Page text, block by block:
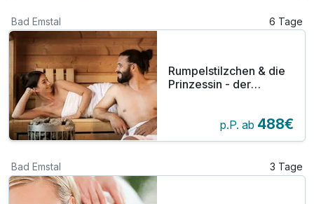
Bad Emstal 6 Tage
Rumpelstilzchen & die
Prinzessin - der
p.P. ab 488€
Bad Emstal 3 Tage